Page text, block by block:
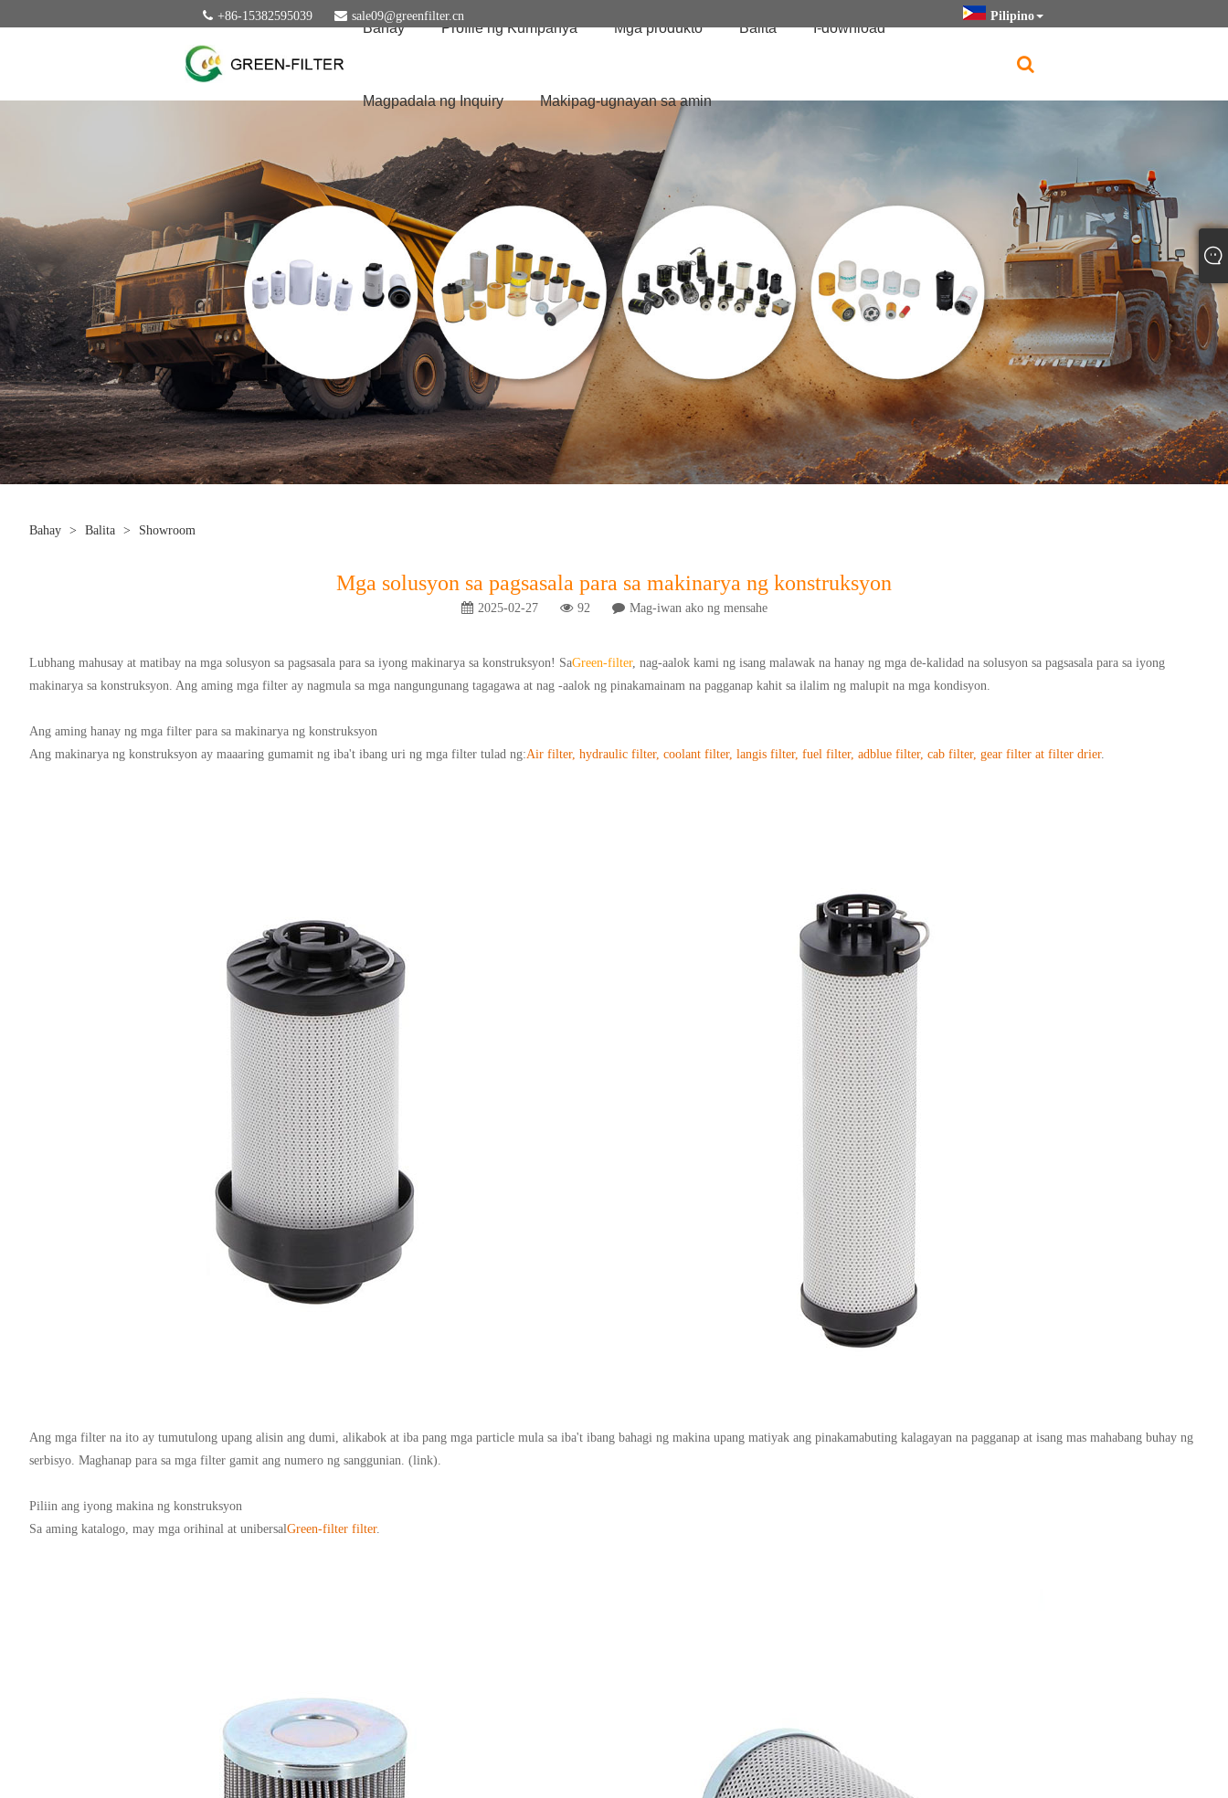
+86-15382595039 sale09@greenfilter.cn Pilipino
Bahay Profile ng Kumpanya Mga produkto Balita I-download
Magpadala ng Inquiry Makipag-ugnayan sa amin
Bahay > Balita > Showroom
Mga solusyon sa pagsasala para sa makinarya ng konstruksyon
2025-02-27 92 Mag-iwan ako ng mensahe
Lubhang mahusay at matibay na mga solusyon sa pagsasala para sa iyong makinarya sa konstruksyon! SaGreen-filter, nag-aalok kami ng isang malawak na hanay ng mga de-kalidad na solusyon sa pagsasala para sa iyong
makinarya sa konstruksyon. Ang aming mga filter ay nagmula sa mga nangungunang tagagawa at nag -aalok ng pinakamainam na pagganap kahit sa ilalim ng malupit na mga kondisyon.
Ang aming hanay ng mga filter para sa makinarya ng konstruksyon
Ang makinarya ng konstruksyon ay maaaring gumamit ng iba't ibang uri ng mga filter tulad ng:Air filter, hydraulic filter, coolant filter, langis filter, fuel filter, adblue filter, cab filter, gear filter at filter drier.
Ang mga filter na ito ay tumutulong upang alisin ang dumi, alikabok at iba pang mga particle mula sa iba't ibang bahagi ng makina upang matiyak ang pinakamabuting kalagayan na pagganap at isang mas mahabang buhay ng
serbisyo. Maghanap para sa mga filter gamit ang numero ng sanggunian. (link).
Piliin ang iyong makina ng konstruksyon
Sa aming katalogo, may mga orihinal at unibersalGreen-filter filter.